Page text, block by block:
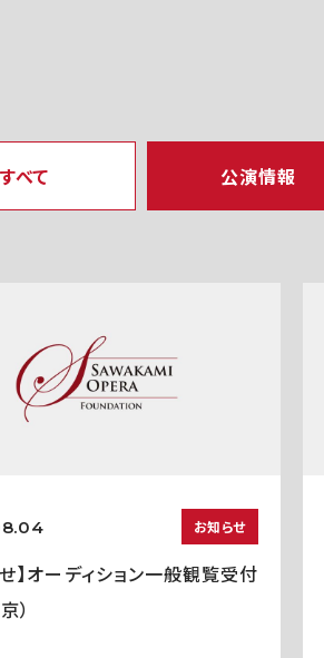
すべて 公演情報
お知らせ
】オーディション一般観覧受付
）